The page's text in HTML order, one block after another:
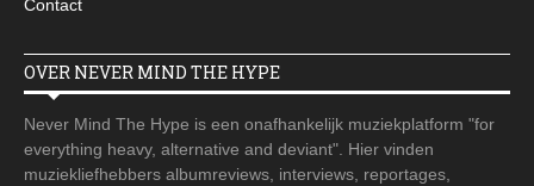
Contact
OVER NEVER MIND THE HYPE
Never Mind The Hype is een onafhankelijk muziekplatform "for
everything heavy, alternative and deviant". Hier vinden
muziekliefhebbers albumreviews, interviews, reportages,